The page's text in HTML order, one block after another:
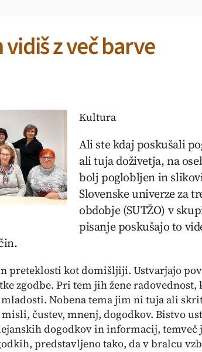
z več barve
Kultura
Ali ste kdaj poskušali
ali tuja doživetja, na
bolj poglobljen in
Slovenske univerze za
obdobje (SUTŽO) v
pisanje poskušajo to
preteklosti kot domišljiji. Ustvarjajo
zgodbe. Pri tem jih žene
Nobena tema jim ni tuja ali
čustev, mnenj, dogodkov. Bistvo
dogodkov in informacij, temveč
predstavljeno tako, da v bralcu